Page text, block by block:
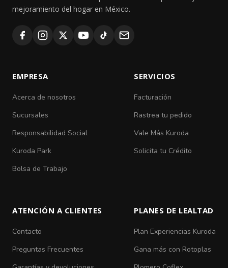
mejoramiento del hogar en México.
EMPRESA
Acerca de nosotros
Sucursales
Responsabilidad Social
Kuroda Park
Bolsa de Trabajo
SERVICIOS
Facturación
Rastrea tu pedido
Vale Más Kuroda
Solicita tu Crédito
ATENCIÓN A CLIENTES
Contacto
Preguntas Frecuentes
PLANES DE LEALTAD
Plan Experiencias Kuroda
Gana más con Rotoplas